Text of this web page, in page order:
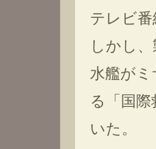
テレビ
しかし
水艦が
る「国
いた。